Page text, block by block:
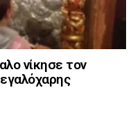
νίκησε τον